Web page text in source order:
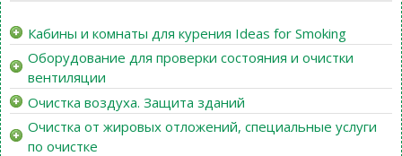
Кабины и комнаты для курения Ideas for Smoking
Оборудование для проверки состояния и очистки
вентиляции
Очистка воздуха. Защита зданий
Очистка от жировых отложений, специальные услуги
по очистке